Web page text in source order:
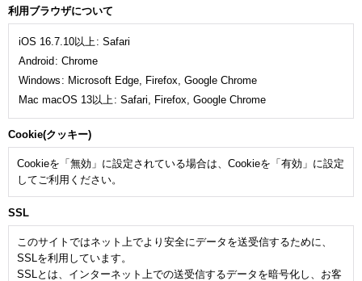
利用ブラウザについて
iOS 16.7.10以上: Safari
Android : Chrome
Windows : Microsoft Edge, Firefox, Google Chrome
Mac macOS 13以上: Safari, Firefox, Google Chrome
Cookie(クッキー)
Cookieを「無効」に設定されている場合は、Cookieを「有効」に設定
してご利用ください。
SSL
このサイトではネット上でより安全にデータを送受信するために、
SSLを利用しています。
SSLとは、インターネット上での送受信するデータを暗号化し、お客